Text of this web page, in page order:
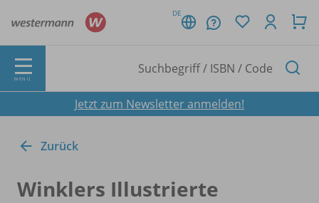
DE
MENÜ
Jetzt zum Newsletter anmelden!
Zurück
Winklers Illustrierte